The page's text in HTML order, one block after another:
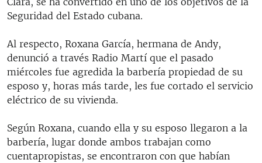
LA INVASIÓN DE RUSIA A UCRANIA
Seguridad del Estado cubana.
Al respecto, Roxana García, hermana de Andy,
denunció a través Radio Martí que el pasado
miércoles fue agredida la barbería propiedad de su
esposo y, horas más tarde, les fue cortado el servicio
eléctrico de su vivienda.
Según Roxana, cuando ella y su esposo llegaron a la
barbería, lugar donde ambos trabajan como
cuentapropistas, se encontraron con que habían